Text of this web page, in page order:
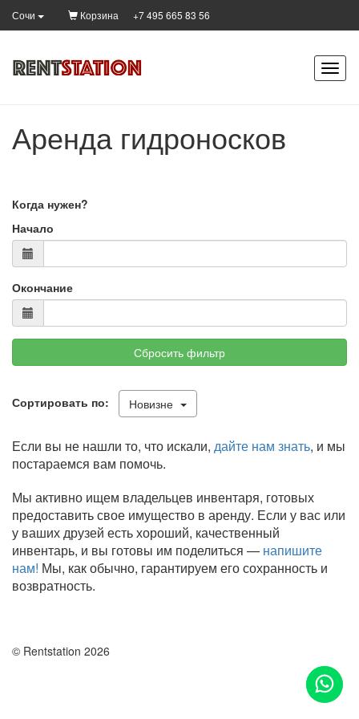
Сочи Корзина +7 495 665 83 56
Аренда гидроносков
Когда нужен?
Начало
Окончание
Сбросить фильтр
Сортировать по: Новизне
Если вы не нашли то, что искали, дайте нам знать, и мы
постараемся вам помочь.
Мы активно ищем владельцев инвентаря, готовых
предоставить свое имущество в аренду. Если у вас или
у ваших друзей есть хороший, качественный
инвентарь, и вы готовы им поделиться — напишите
нам! Мы, как обычно, гарантируем его сохранность и
возвратность.
© Rentstation 2026